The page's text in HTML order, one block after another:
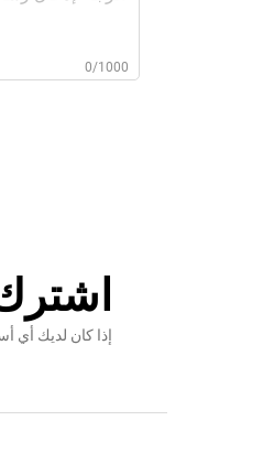
0/1000
إذا كان لديك